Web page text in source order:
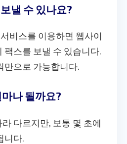
낼 수 있나요?
비스를 이용하면 웹사이
팩스를 보낼 수 있습니다.
만으로 가능합니다.
나 될까요?
다르지만, 보통 몇 초에
니다.